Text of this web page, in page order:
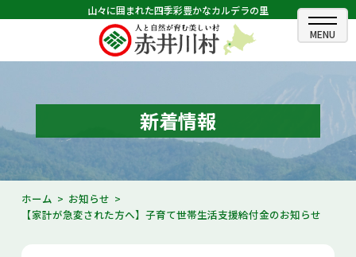
山々に囲まれた四季彩豊かなカルデラの里
ホーム
むらのできごと
むらのプロフィール
くらしの情報
村長室
新着情報
ホーム
お知らせ
【家計が急変された方へ】子育て世帯生活支援給付金のお知らせ